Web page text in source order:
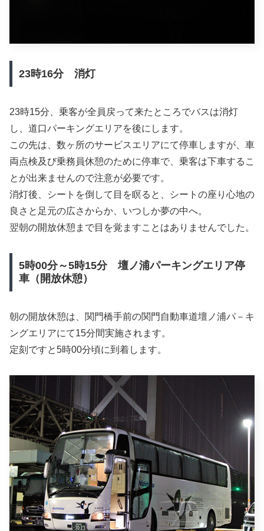
23時16分 消灯
23時15分、乗客が全員戻って来たところでバスは消灯
し、道口パーキングエリアを後にします。
この先は、数ヶ所のサービスエリアにて停車しますが、車
両点検及び乗務員休憩のために停車で、乗客は下車するこ
とが出来ませんので注意が必要です。
消灯後、シートを倒して目を瞑ると、シートの座り心地の
良さと足元の広さからか、いつしか夢の中へ。
翌朝の開放休憩まで目を覚ますことはありませんでした。
5時00分～5時15分 壇ノ浦パーキングエリア停
車（開放休憩）
朝の開放休憩は、関門橋手前の関門自動車道壇ノ浦パ－キ
ングエリアにて15分間実施されます。
定刻ですと5時00分頃に到着します。